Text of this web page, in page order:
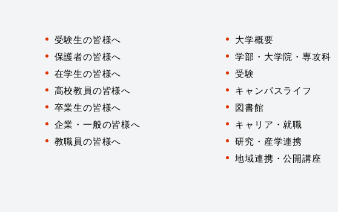
大学概要
学部・大学院・専攻科
受験
キャンパスライフ
図書館
キャリア・就職
研究・産学連携
地域連携・公開講座
者
別
受験生の皆様へ
保護者の皆様へ
在学生の皆様へ
高校教員の皆様へ
卒業生の皆様へ
企業・一般の皆様へ
教職員の皆様へ